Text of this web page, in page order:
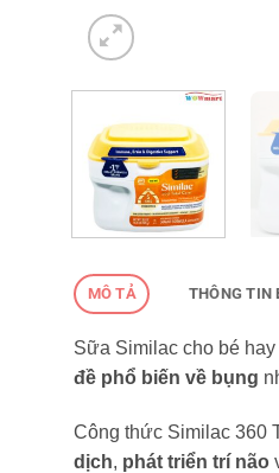
MÔ TẢ THÔNG TIN
Sữa Similac cho bé
đề phổ biến về bụng
Công thức Similac 360
dịch, phát triển trí não